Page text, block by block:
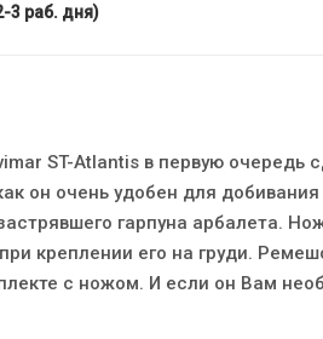
3 раб. дня)
ST-Atlantis в первую очередь
он очень удобен для
гарпуна арбалета.
креплении его на груди.
с ножом. И если он Вам